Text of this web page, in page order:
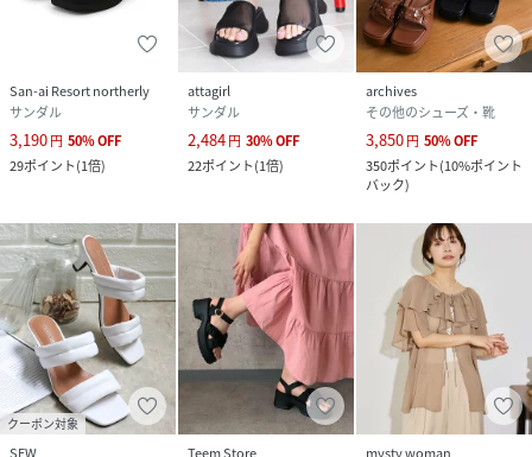
San-ai Resort northerly
サンダル
3,190円 50%OFF
29ポイント(1倍)
attagirl
サンダル
2,484円 30%OFF
22ポイント(1倍)
archives
その他のシューズ・靴
3,850円 50%OFF
350ポイント(10%ポイント
バック)
クーポン対象
SFW
Teem Store
mysty woman